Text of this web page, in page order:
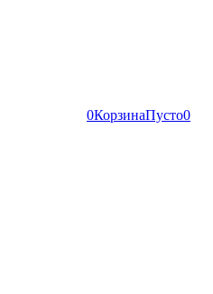
0КорзинаПусто0